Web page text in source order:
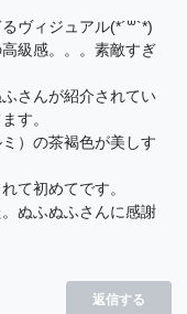
ヴィジュアル(*´꒳`*)
級感。。。素敵すぎ
さんが紹介されてい
す。
）の茶褐色が美しす
て初めてです。
ぬふぬふさんに感謝
返信する